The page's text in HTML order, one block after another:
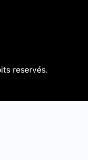
reservés.